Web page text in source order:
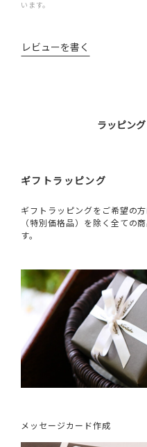
います。
レビューを書く
ラッピン
ギフトラッピング
ギフトラッピングをご希望の
（特別価格品）を除く全ての
す。
メッセージカード作成